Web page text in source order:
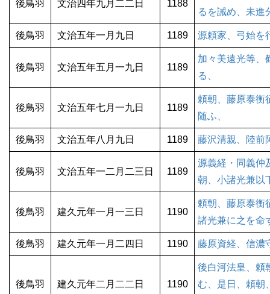
後鳥羽 文治四年九月二二日 1188
るを誡め、未進
後鳥羽 文治五年一月九日 1189 源頼家、弓始を
後鳥羽 文治五年五月一九日 1189
加々美遠光等、
る、
後鳥羽 文治五年七月一九日 1189
頼朝、藤原泰衡
随ふ、
後鳥羽 文治五年八月九日 1189 藤沢清親、陸前
後鳥羽 文治五年一二月二三日 1189
源義経・同義仲
朝、小諸光兼以
後鳥羽 建久元年一月一三日 1190
頼朝、藤原泰衡
諸光兼に之を命
後鳥羽 建久元年一月二四日 1190 藤原資経、信濃
後鳥羽 建久元年二月二二日 1190
後白河法皇、頼
む、是日、頼朝